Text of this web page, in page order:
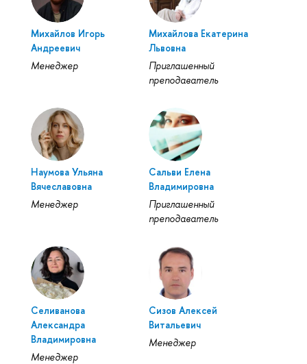
Михайлов Игорь
Андреевич
Менеджер
Михайлова Екатерина
Львовна
Приглашенный
преподаватель
Наумова Ульяна
Вячеславовна
Менеджер
Сальви Елена
Владимировна
Приглашенный
преподаватель
Селиванова
Александра
Владимировна
Менеджер
Сизов Алексей
Витальевич
Менеджер